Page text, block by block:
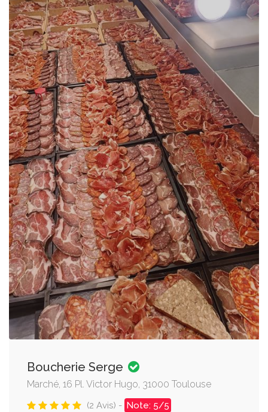
Boucherie Serge
Marché, 16 Pl. Victor Hugo, 31000 Toulouse
(2 Avis) - Note: 5/5